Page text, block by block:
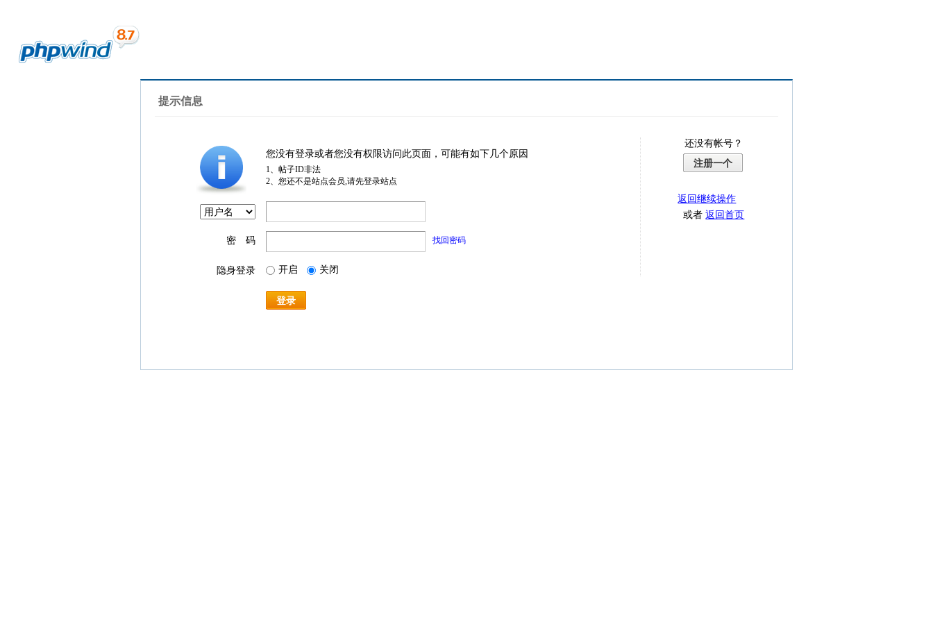
提示信息
您没有登录或者您没有权限访问此页面，可能有如下几个原因
1、帖子ID非法
2、您还不是站点会员,请先登录站点
密 码 找回密码
隐身登录 开启 关闭
登录
还没有帐号？
注册一个
返回继续操作
或者返回首页